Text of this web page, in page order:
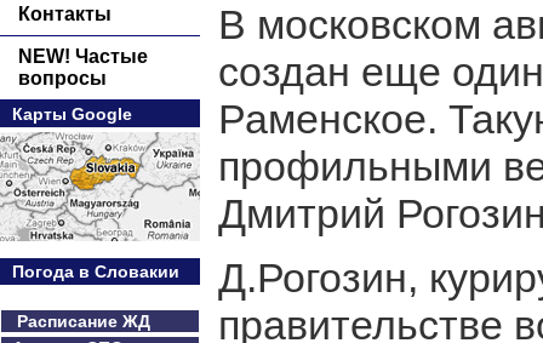
Контакты
NEW! Частые
вопросы
Карты Google
Погода в Словакии
Расписание ЖД
В московском
создан еще
Раменское.
профильными
Дмитрий
Д.Рогозин,
правительстве